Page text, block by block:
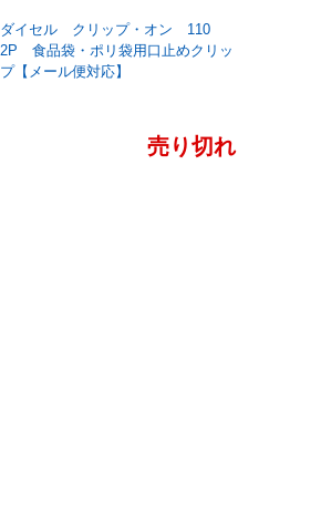
ダイセル クリップ・オン 110
2P 食品袋・ポリ袋用口止めクリッ
プ【メール便対応】
売り切れ